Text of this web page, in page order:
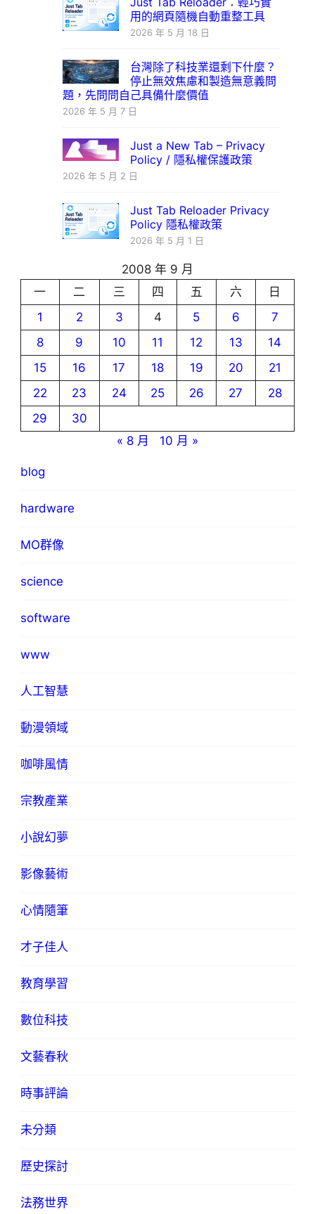
用的網頁隨機自動重整工具
2026 年 5 月 18 日
台灣除了科技業還剩下什麼？
停止無效焦慮和製造無意義問
題，先問問自己具備什麼價值
2026 年 5 月 7 日
Just a New Tab – Privacy
Policy / 隱私權保護政策
2026 年 5 月 2 日
Just Tab Reloader Privacy
Policy 隱私權政策
2026 年 5 月 1 日
2008 年 9 月
一
二 三 四 五 六
日
1
2 3 4 5 6
7
8
9 10 11 12 13
14
15
16 17 18 19 20
21
22
23 24 25 26 27
28
29
30
« 8 月
10 月 »
blog
hardware
MO群像
science
software
www
人工智慧
動漫領域
咖啡風情
宗教產業
小說幻夢
影像藝術
心情隨筆
才子佳人
教育學習
數位科技
文藝春秋
時事評論
未分類
歷史探討
法務世界